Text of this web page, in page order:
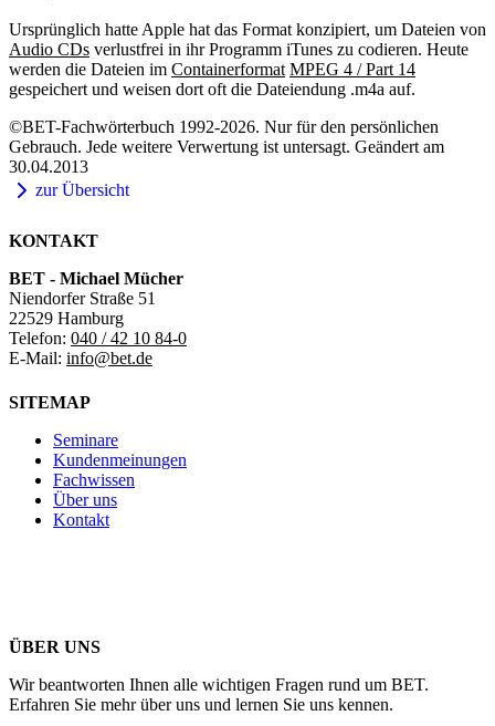
Ursprünglich hatte Apple hat das Format konzipiert, um Dateien von
Audio CDs verlustfrei in ihr Programm iTunes zu codieren. Heute
werden die Dateien im Containerformat MPEG 4 / Part 14
gespeichert und weisen dort oft die Dateiendung .m4a auf.
©BET-Fachwörterbuch 1992-2026. Nur für den persönlichen
Gebrauch. Jede weitere Verwertung ist untersagt. Geändert am
30.04.2013
zur Übersicht
KONTAKT
BET - Michael Mücher
Niendorfer Straße 51
22529 Hamburg
Telefon: 040 / 42 10 84-0
E-Mail: info@bet.de
SITEMAP
Seminare
Kundenmeinungen
Fachwissen
Über uns
Kontakt
ÜBER UNS
Wir beantworten Ihnen alle wichtigen Fragen rund um BET.
Erfahren Sie mehr über uns und lernen Sie uns kennen.